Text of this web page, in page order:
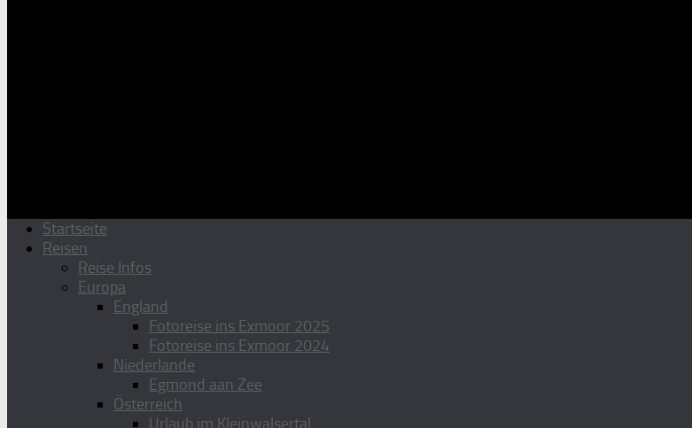
Startseite
Reisen
Reise Infos
Europa
England
Fotoreise ins Exmoor 2025
Fotoreise ins Exmoor 2024
Niederlande
Egmond aan Zee
Österreich
Urlaub im Kleinwalsertal